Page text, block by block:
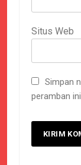
Situs Web
Simpan
peramban